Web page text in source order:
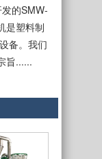
的SMW-
是塑料制
备。我们
旨......
式磨盘…